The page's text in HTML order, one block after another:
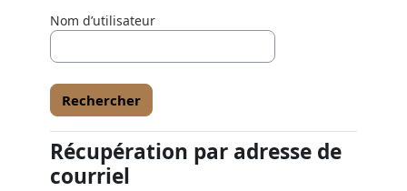
Nom d’utilisateur
Récupération par adresse de courriel
Récupération par adresse de
courriel